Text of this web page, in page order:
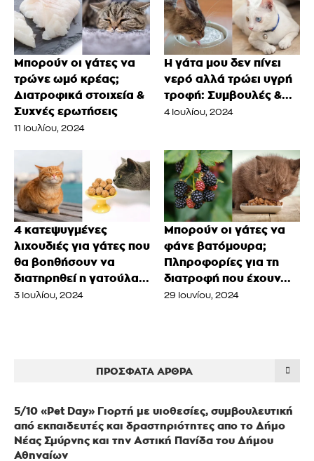
Μπορούν οι γάτες να
τρώνε ωμό κρέας;
Διατροφικά στοιχεία &
Συχνές ερωτήσεις
11 Ιουλίου, 2024
Η γάτα μου δεν πίνει
νερό αλλά τρώει υγρή
τροφή: Συμβουλές &...
4 Ιουλίου, 2024
4 κατεψυγμένες
λιχουδιές για γάτες που
θα βοηθήσουν να
διατηρηθεί η γατούλα...
3 Ιουλίου, 2024
Μπορούν οι γάτες να
φάνε βατόμουρα;
Πληροφορίες για τη
διατροφή που έχουν...
29 Ιουνίου, 2024
ΠΡΌΣΦΑΤΑ ΆΡΘΡΑ
5/10 «Pet Day» Γιορτή με υιοθεσίες, συμβουλευτική
από εκπαιδευτές και δραστηριότητες απο το Δήμο
Νέας Σμύρνης και την Αστική Πανίδα του Δήμου
Αθηναίων